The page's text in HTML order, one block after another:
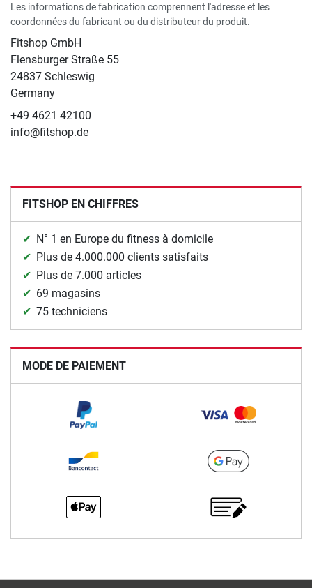
Les informations de fabrication comprennent l'adresse et les
coordonnées du fabricant ou du distributeur du produit.
Fitshop GmbH
Flensburger Straße 55
24837 Schleswig
Germany
+49 4621 42100
info@fitshop.de
FITSHOP EN CHIFFRES
N° 1 en Europe du fitness à domicile
Plus de 4.000.000 clients satisfaits
Plus de 7.000 articles
69 magasins
75 techniciens
MODE DE PAIEMENT